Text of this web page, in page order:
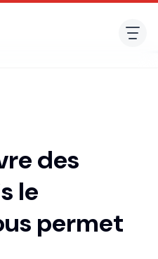
des
le
permet